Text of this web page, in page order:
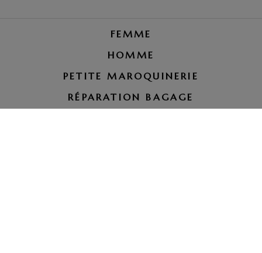
FEMME
HOMME
PETITE MAROQUINERIE
RÉPARATION BAGAGE